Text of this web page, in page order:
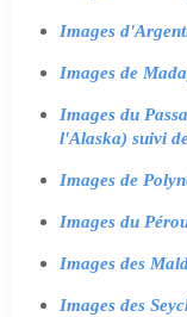
Images
Images de
Images du
l'Alaska) suivi
Images de
Images du
Images des
Images des